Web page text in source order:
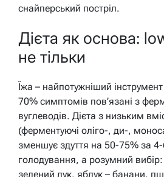
снайперський постріл.
Дієта як основа:
не тільки
Їжа – найпотужніший
70% симптомів пов’язані з
вуглеводів. Дієта з низьким
(ферментуючі оліго-, ди-,
зменшує здуття на 50-75% за
голодування, а розумний вибір:
зелений лук, яблук – банани,